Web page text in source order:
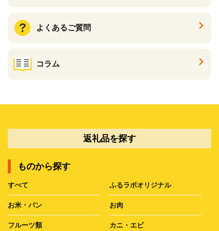
よくあるご質問
コラム
返礼品を探す
ものから探す
すべて ふるラボオリジナル
お米・パン お肉
フルーツ類 カニ・エビ